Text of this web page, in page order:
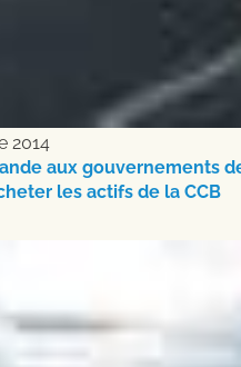
2014
aux gouvernements
les actifs de la CCB